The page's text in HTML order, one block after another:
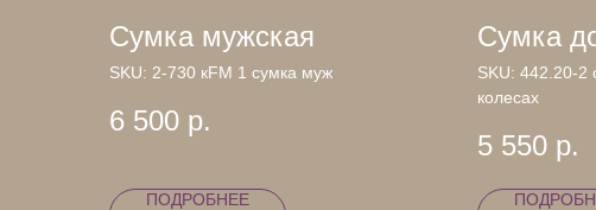
Сумка мужская
SKU: 2-730 кFM 1 сумка муж
6 500 р.
ПОДРОБНЕЕ
Сумка
SKU: 442.20-2
колесах
5 550 р.